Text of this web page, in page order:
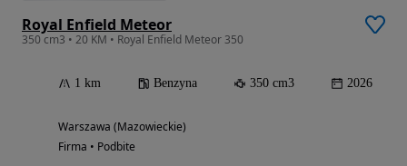
Royal Enfield Meteor
350 cm3 • 20 KM • Royal Enfield Meteor 350
1 km Benzyna 350 cm3 2026
Warszawa (Mazowieckie)
Firma • Podbite